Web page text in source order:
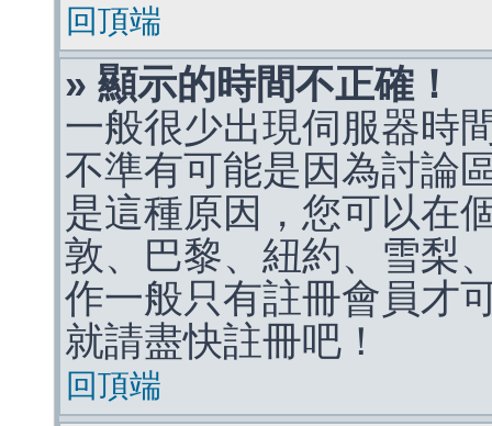
回頂端
» 顯示的時間不正確！
一般很少出現伺服器時
不準有可能是因為討論
是這種原因，您可以在
敦、巴黎、紐約、雪梨
作一般只有註冊會員才
就請盡快註冊吧！
回頂端